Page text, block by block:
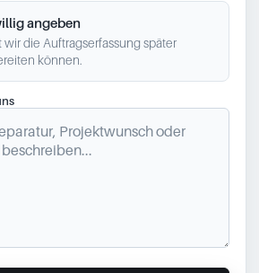
angeben
wir die Auftragserfassung später
können.